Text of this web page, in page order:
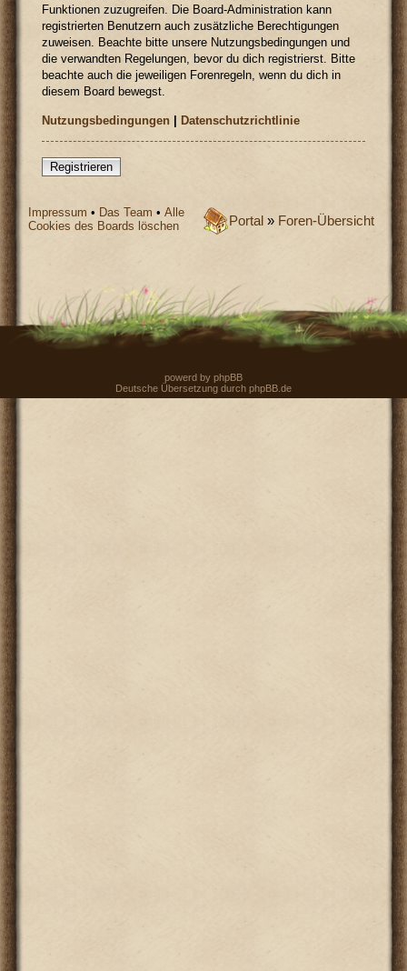
Funktionen zuzugreifen. Die Board-Administration kann
registrierten Benutzern auch zusätzliche Berechtigungen
zuweisen. Beachte bitte unsere Nutzungsbedingungen und
die verwandten Regelungen, bevor du dich registrierst. Bitte
beachte auch die jeweiligen Forenregeln, wenn du dich in
diesem Board bewegst.
Nutzungsbedingungen |Datenschutzrichtlinie
Registrieren
Portal » Foren-Übersicht
Impressum • Das Team •Alle
Cookies des Boards löschen
powerd by phpBB
Deutsche Übersetzung durch phpBB.de